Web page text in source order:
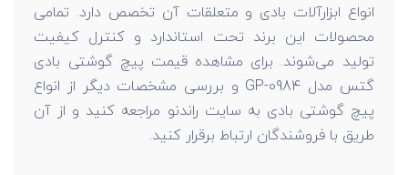
انواع ابزارآلات بادی و متعلقات آن تخصص دارد. تمامی
محصولات این برند تحت استاندارد و کنترل کیفیت
تولید می‌شوند. برای مشاهده قیمت پیچ گوشتی بادی
گتس مدل GP-0984 و بررسی مشخصات دیگر از انواع
پیچ گوشتی بادی به سایت راندنو مراجعه کنید و از آن
طریق با فروشندگان ارتباط برقرار کنید.